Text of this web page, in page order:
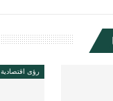
رؤى اقتصادية